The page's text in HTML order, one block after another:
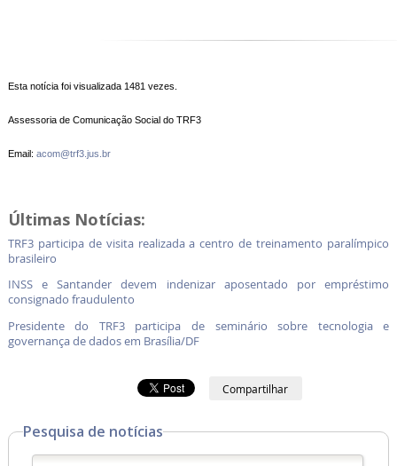
Esta notícia foi visualizada 1481 vezes.
Assessoria de Comunicação Social do TRF3
Email: acom@trf3.jus.br
Últimas Notícias:
TRF3 participa de visita realizada a centro de treinamento paralímpico
brasileiro
INSS e Santander devem indenizar aposentado por empréstimo
consignado fraudulento
Presidente do TRF3 participa de seminário sobre tecnologia e
governança de dados em Brasília/DF
Compartilhar
Pesquisa de notícias